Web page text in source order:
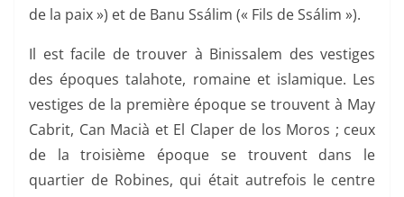
de la paix ») et de Banu Ssálim (« Fils de Ssálim »).
Il est facile de trouver à Binissalem des vestiges
des époques talahote, romaine et islamique. Les
vestiges de la première époque se trouvent à May
Cabrit, Can Macià et El Claper de los Moros ; ceux
de la troisième époque se trouvent dans le
quartier de Robines, qui était autrefois le centre